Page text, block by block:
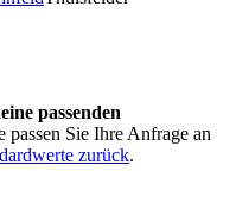
passenden
passen Sie Ihre Anfrage an
zurück.